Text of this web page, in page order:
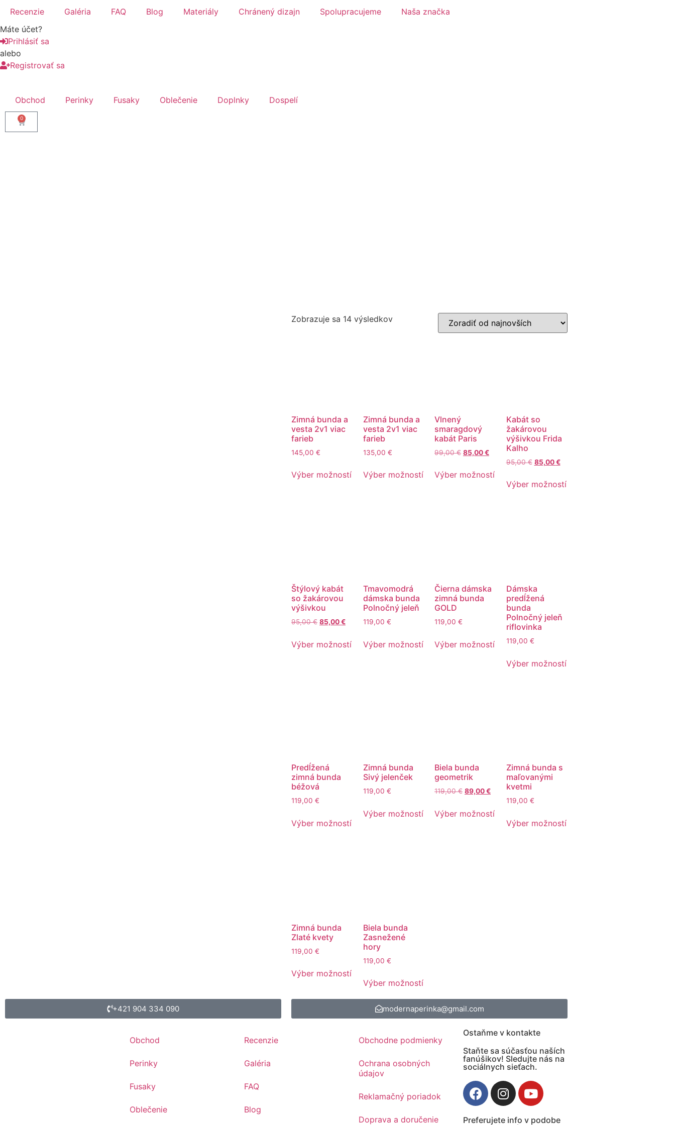
Recenzie Galéria FAQ Blog Materiály Chránený dizajn Spolupracujeme
Naša značka
Máte účet?
Prihlásiť sa
alebo
Registrovať sa
Obchod Perinky Fusaky Oblečenie Doplnky Dospelí
0
Zobrazuje sa 14 výsledkov
Zimná bunda a
vesta 2v1 viac
farieb
145,00 €
Výber možností
Zimná bunda a
vesta 2v1 viac
farieb
135,00 €
Výber možností
Vlnený
smaragdový
kabát Paris
99,00€ 85,00€
Výber možností
Kabát so
žakárovou
výšivkou Frida
Kalho
95,00€ 85,00€
Výber možností
Štýlový kabát
so žakárovou
výšivkou
95,00€ 85,00€
Výber možností
Tmavomodrá
dámska bunda
Polnočný jeleň
119,00 €
Výber možností
Čierna dámska
zimná bunda
GOLD
119,00 €
Výber možností
Dámska
predĺžená
bunda
Polnočný jeleň
riflovinka
119,00 €
Výber možností
Predĺžená
zimná bunda
béžová
119,00 €
Výber možností
Zimná bunda
Sivý jelenček
119,00 €
Výber možností
Biela bunda
geometrik
119,00€ 89,00€
Výber možností
Zimná bunda s
maľovanými
kvetmi
119,00 €
Výber možností
Zimná bunda
Zlaté kvety
119,00 €
Výber možností
Biela bunda
Zasnežené
hory
119,00 €
Výber možností
+421 904 334 090 modernaperinka@gmail.com
Obchod
Perinky
Fusaky
Oblečenie
Recenzie
Galéria
FAQ
Blog
Obchodne podmienky
Ochrana osobných
údajov
Reklamačný poriadok
Doprava a doručenie
Ostaňme v kontakte
Staňte sa súčasťou naších
fanúšikov! Sledujte nás na
sociálnych sieťach.
Preferujete info v podobe